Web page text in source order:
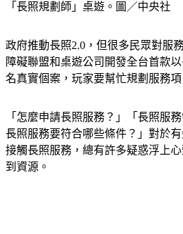
「長照規劃師」桌遊。圖／中央社
政府推動長照2.0，但很多民眾對服
障礙聯盟和桌遊公司開發全台首款
名真實個案，玩家要幫忙規劃服務
「怎麼申請長照服務？」「長照服
長照服務要符合哪些條件？」對於
接觸長照服務，總有許多疑惑浮上
到資源。